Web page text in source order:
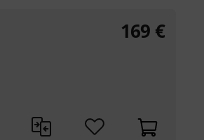
169 €